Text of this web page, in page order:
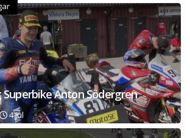
Anton Södergren
4 jul